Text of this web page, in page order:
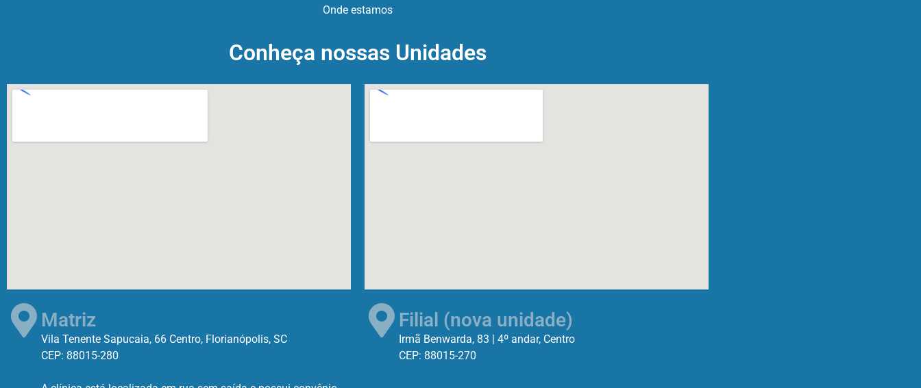
Onde estamos
Conheça nossas Unidades
Matriz
Vila Tenente Sapucaia, 66 Centro, Florianópolis, SC
CEP: 88015-280
Filial (nova unidade)
Irmã Benwarda, 83 | 4º andar, Centro
CEP: 88015-270